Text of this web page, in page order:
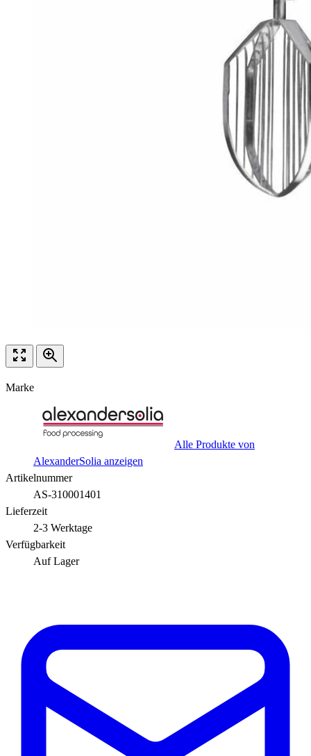
Marke
Alle Produkte von
AlexanderSolia anzeigen
Artikelnummer
AS-310001401
Lieferzeit
2-3 Werktage
Verfügbarkeit
Auf Lager